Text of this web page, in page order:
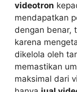
videotron
mendapatkan
dengan benar,
karena
dikelola oleh
memastikan
maksimal dari